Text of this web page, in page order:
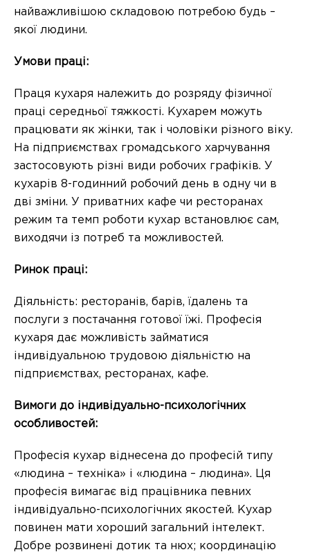
найважливішою складовою потребою будь –
якої людини.
Умови праці:
Праця кухаря належить до розряду фізичної
праці середньої тяжкості. Кухарем можуть
працювати як жінки, так і чоловіки різного віку.
На підприємствах громадського харчування
застосовують різні види робочих графіків. У
кухарів 8-годинний робочий день в одну чи в
дві зміни. У приватних кафе чи ресторанах
режим та темп роботи кухар встановлює сам,
виходячи із потреб та можливостей.
Ринок праці:
Діяльність: ресторанів, барів, їдалень та
послуги з постачання готової їжі. Професія
кухаря дає можливість займатися
індивідуальною трудовою діяльністю на
підприємствах, ресторанах, кафе.
Вимоги до індивідуально-психологічних
особливостей:
Професія кухар віднесена до професій типу
«людина – техніка» і «людина – людина». Ця
професія вимагає від працівника певних
індивідуально-психологічних якостей. Кухар
повинен мати хороший загальний інтелект.
Добре розвинені дотик та нюх; координацію